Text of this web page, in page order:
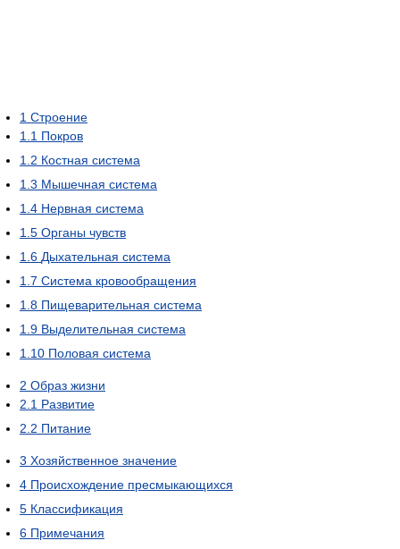
1 Строение
1.1 Покров
1.2 Костная система
1.3 Мышечная система
1.4 Нервная система
1.5 Органы чувств
1.6 Дыхательная система
1.7 Система кровообращения
1.8 Пищеварительная система
1.9 Выделительная система
1.10 Половая система
2 Образ жизни
2.1 Развитие
2.2 Питание
3 Хозяйственное значение
4 Происхождение пресмыкающихся
5 Классификация
6 Примечания